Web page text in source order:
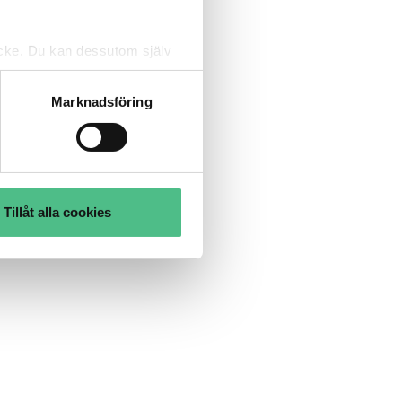
Du kan dessutom själv
Marknadsföring
Tillåt alla cookies